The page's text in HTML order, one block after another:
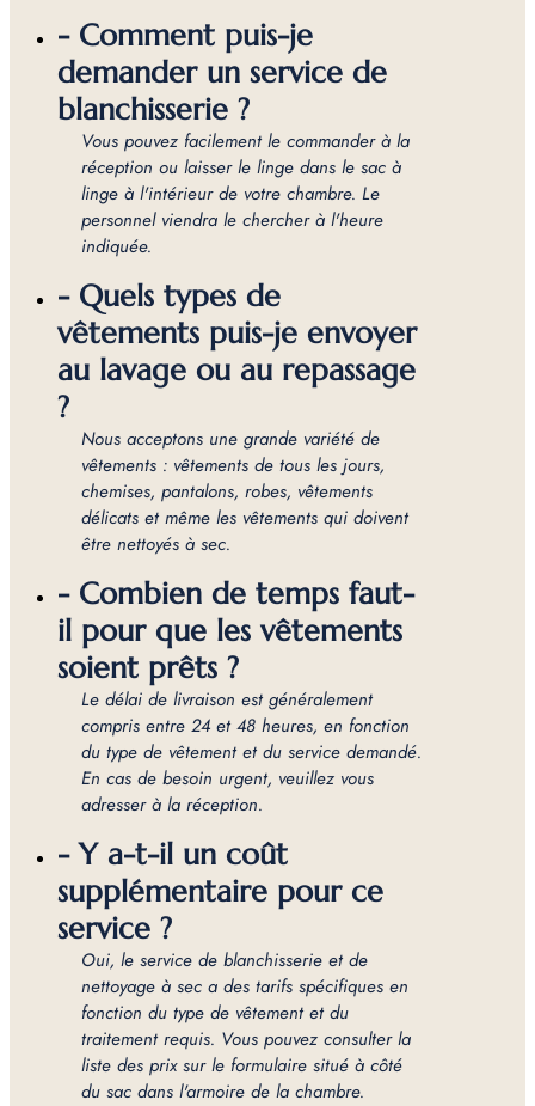
- Comment puis-je
demander un service de
blanchisserie ?
Vous pouvez facilement le commander à la
réception ou laisser le linge dans le sac à
linge à l'intérieur de votre chambre. Le
personnel viendra le chercher à l'heure
indiquée.
- Quels types de
vêtements puis-je envoyer
au lavage ou au repassage
?
Nous acceptons une grande variété de
vêtements : vêtements de tous les jours,
chemises, pantalons, robes, vêtements
délicats et même les vêtements qui doivent
être nettoyés à sec.
- Combien de temps faut-
il pour que les vêtements
soient prêts ?
Le délai de livraison est généralement
compris entre 24 et 48 heures, en fonction
du type de vêtement et du service demandé.
En cas de besoin urgent, veuillez vous
adresser à la réception.
- Y a-t-il un coût
supplémentaire pour ce
service ?
Oui, le service de blanchisserie et de
nettoyage à sec a des tarifs spécifiques en
fonction du type de vêtement et du
traitement requis. Vous pouvez consulter la
liste des prix sur le formulaire situé à côté
du sac dans l'armoire de la chambre.